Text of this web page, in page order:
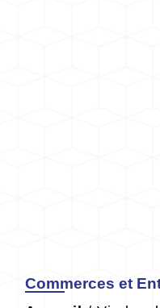
Commerces et